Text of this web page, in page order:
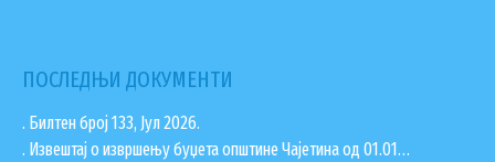
ПОСЛЕДЊИ ДОКУМЕНТИ
. Билтен број 133, Јул 2026.
. Извештај о извршењу буџета општине Чајетина од 01.01…